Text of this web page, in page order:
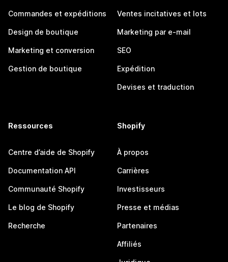
Commandes et expéditions
Design de boutique
Marketing et conversion
Gestion de boutique
Ventes incitatives et lots
Marketing par e-mail
SEO
Expédition
Devises et traduction
Ressources
Centre d’aide de Shopify
Documentation API
Communauté Shopify
Le blog de Shopify
Recherche
Shopify
À propos
Carrières
Investisseurs
Presse et médias
Partenaires
Affiliés